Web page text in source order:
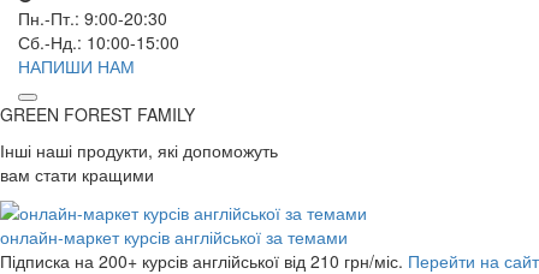
Пн.-Пт.: 9:00-20:30
Сб.-Нд.: 10:00-15:00
НАПИШИ НАМ
GREEN FOREST FAMILY
Інші наші продукти, які допоможуть
вам стати кращими
онлайн-маркет курсів англійської за темами
Підписка на 200+ курсів англійської від 210 грн/міс. Перейти на сайт